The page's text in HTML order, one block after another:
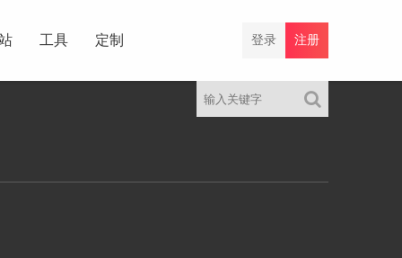
工具 定制 注册
登录